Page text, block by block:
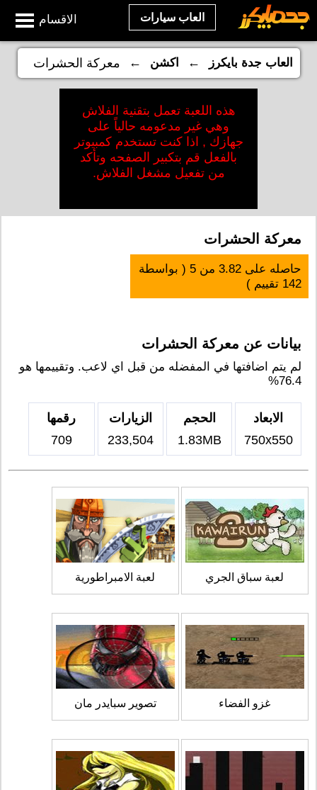
الاقسام العاب سيارات
العاب جدة بايكرز ← اكشن ← معركة الحشرات
هذه اللعبة تعمل بتقنية الفلاش
وهي غير مدعومه حالياً على
جهازك , اذا كنت تستخدم كمبيوتر
بالفعل قم بتكبير الصفحه وتأكد
من تفعيل مشغل الفلاش.
معركة الحشرات
حاصله على3.82 من5 ( بواسطة
142 تقييم )
بيانات عن معركة الحشرات
لم يتم اضافتها في المفضله من قبل اي لاعب. وتقييمها هو
76.4%
الابعاد
750x550
الحجم
1.83MB
الزيارات
233,504
رقمها
709
لعبة سباق الجري لعبة الامبراطورية
غزو الفضاء تصوير سبايدر مان